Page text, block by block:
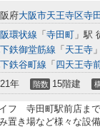
府大阪市天王寺区寺
環状線 「 寺田町 」駅
鉄御堂筋線 「 天王寺
鉄谷町線 「 四天王寺
年 階数 15階建
フ 寺田町駅前店ま
置き場など様々な設